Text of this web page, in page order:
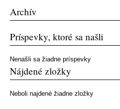
Archív
Príspevky, ktoré sa našli
Nenašli sa žiadne príspevky
Nájdené zložky
Neboli najdené žiadne zložky